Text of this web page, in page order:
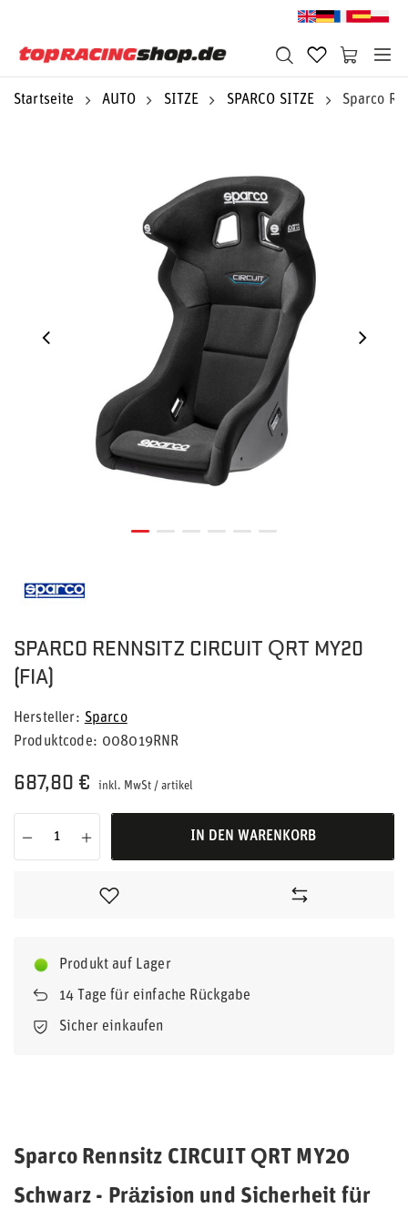
Startseite AUTO SITZE SPARCO SITZE Sparco
SPARCO RENNSITZ CIRCUIT QRT MY20
(FIA)
Hersteller
Sparco
Produktcode
008019RNR
687,80 € inkl. MwSt / artikel
IN DEN WARENKORB
Produkt auf Lager
14 Tage für einfache Rückgabe
Sicher einkaufen
Sparco Rennsitz CIRCUIT QRT MY20
Schwarz - Präzision und Sicherheit für